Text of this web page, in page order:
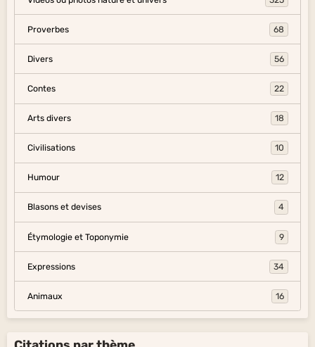
Proverbes 68
Divers 56
Contes 22
Arts divers 18
Civilisations 10
Humour 12
Blasons et devises 4
Étymologie et Toponymie 9
Expressions 34
Animaux 16